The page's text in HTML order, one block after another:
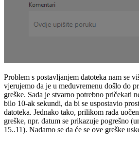
Problem s postavljanjem datoteka nam se
vjerujemo da je u međuvremenu došlo do
greške. Sada je stvarno potrebno pričekati
bilo 10-ak sekundi, da bi se uspostavio
datoteka. Jednako tako, prilikom rada
greške, npr. datum se prikazuje pogrešno
15..11). Nadamo se da će se ove greške